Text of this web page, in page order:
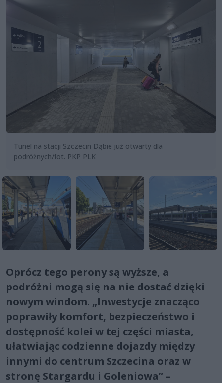
Tunel na stacji Szczecin Dąbie już otwarty dla
podróżnych/fot. PKP PLK
Oprócz tego perony są wyższe, a
podróżni mogą się na nie dostać dzięki
nowym windom. „Inwestycje znacząco
poprawiły komfort, bezpieczeństwo i
dostępność kolei w tej części miasta,
ułatwiając codzienne dojazdy między
innymi do centrum Szczecina oraz w
stronę Stargardu i Goleniowa” –